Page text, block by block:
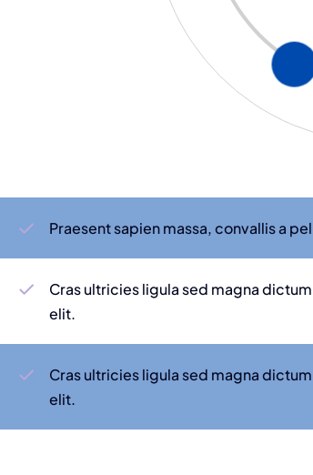
Praesent sapien massa, convallis a
Cras ultricies ligula sed magna
elit.
Cras ultricies ligula sed magna
elit.